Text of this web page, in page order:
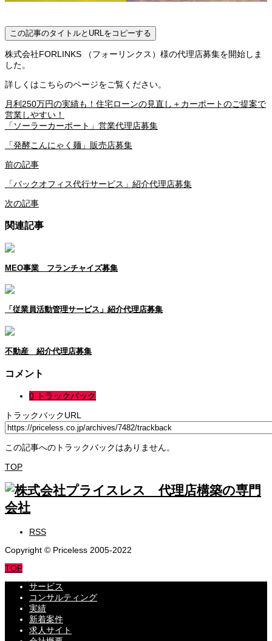
この記事のタイトルとURLをコピーする
株式会社FORLINKS （フォーリンクス）様の代理店募集を開始しま
した。
詳しくはこちらのページをご覧ください。
月利250万円の実績も！住宅ローンの見直し＋カーポートのご提案で
営業しやすい！
「ソーラーカーポート」営業代理店募集
「発酵こんにゃく麺」販売店募集
前の記事
「バックオフィス代行サービス」紹介代理店募集
次の記事
関連記事
MEO事業 フランチャイズ募集
「従業員活動管理サービス」紹介代理店募集
不動産 紹介代理店募集
コメント
0 トラックバック
トラックバックURL
この記事へのトラックバックはありません。
TOP
RSS
Copyright © Priceless 2005-2022
TOP
サービス
コンサルティング
実績
新着案件
求人サイト